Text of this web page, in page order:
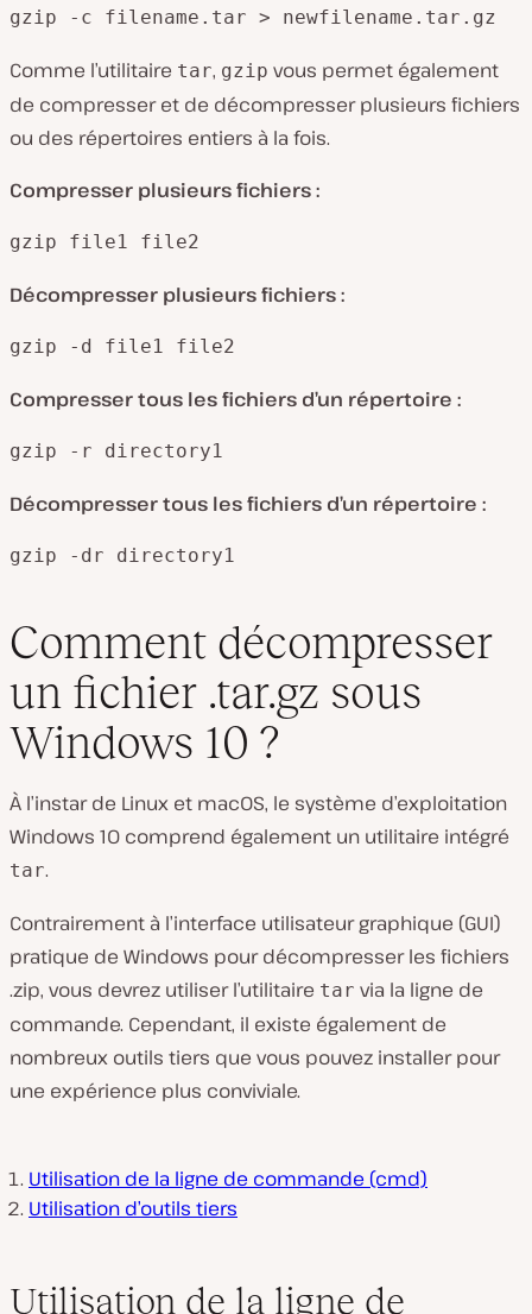
gzip -c filename.tar > newfilename.tar.gz
Comme l’utilitaire tar, gzip vous permet également
de compresser et de décompresser plusieurs fichiers
ou des répertoires entiers à la fois.
Compresser plusieurs fichiers :
gzip file1 file2
Décompresser plusieurs fichiers :
gzip -d file1 file2
Compresser tous les fichiers d’un répertoire :
gzip -r directory1
Décompresser tous les fichiers d’un répertoire :
gzip -dr directory1
Comment décompresser
un fichier .tar.gz sous
Windows 10 ?
À l’instar de Linux et macOS, le système d’exploitation
Windows 10 comprend également un utilitaire intégré
tar.
Contrairement à l’interface utilisateur graphique (GUI)
pratique de Windows pour décompresser les fichiers
.zip, vous devrez utiliser l’utilitaire tar via la ligne de
commande. Cependant, il existe également de
nombreux outils tiers que vous pouvez installer pour
une expérience plus conviviale.
Utilisation de la ligne de commande (cmd)
Utilisation d’outils tiers
Utilisation de la ligne de